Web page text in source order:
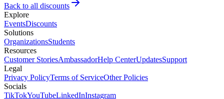
Back to all discounts
Explore
EventsDiscounts
Solutions
OrganizationsStudents
Resources
Customer StoriesAmbassadorHelp CenterUpdatesSupport
Legal
Privacy PolicyTerms of ServiceOther Policies
Socials
TikTokYouTubeLinkedInInstagram